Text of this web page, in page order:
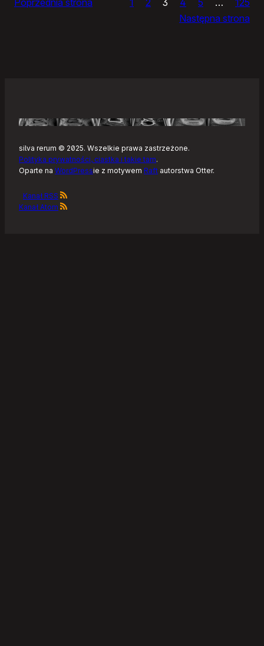
Następna strona
silva rerum © 2025. Wszelkie prawa zastrzeżone.
Polityka prywatności, ciastka i takie tam.
Oparte na WordPressie z motywem Raft autorstwa Otter.
Kanał RSS
Kanał Atom